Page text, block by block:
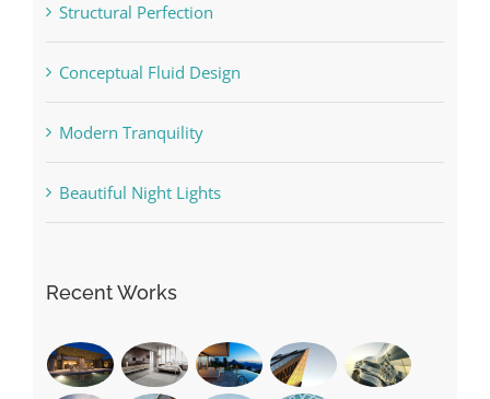
Structural Perfection
Conceptual Fluid Design
Modern Tranquility
Beautiful Night Lights
Recent Works